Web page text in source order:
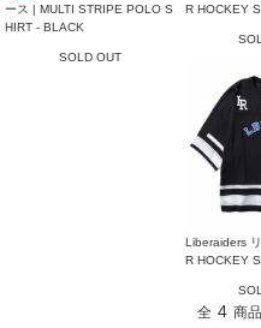
ース | MULTI STRIPE POLO S
HIRT - BLACK
SOLD OUT
R HOCKEY
Liberaiders
R HOCKEY
全 4 商品